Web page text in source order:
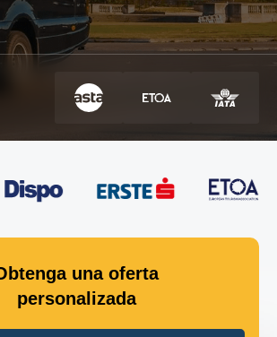
una oferta
personalizada